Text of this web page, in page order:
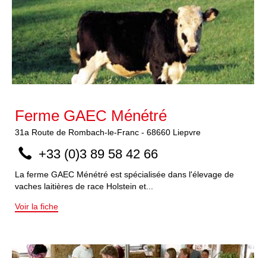
Ferme GAEC Ménétré
31a Route de Rombach-le-Franc - 68660 Liepvre
+33 (0)3 89 58 42 66
La ferme GAEC Ménétré est spécialisée dans l'élevage de
vaches laitières de race Holstein et...
Voir la fiche